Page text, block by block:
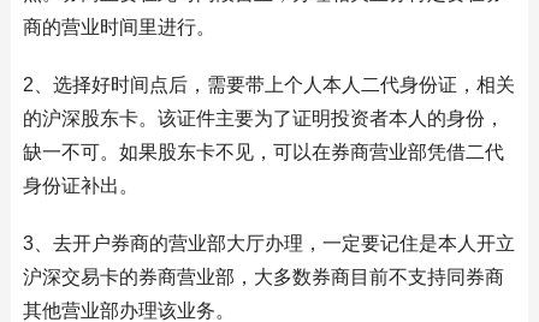
商的营业时间里进行。
2、选择好时间点后，需要带上个人本人二代身份证，相关
的沪深股东卡。该证件主要为了证明投资者本人的身份，
缺一不可。如果股东卡不见，可以在券商营业部凭借二代
身份证补出。
3、去开户券商的营业部大厅办理，一定要记住是本人开立
沪深交易卡的券商营业部，大多数券商目前不支持同券商
其他营业部办理该业务。